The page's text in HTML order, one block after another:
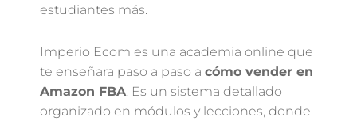
estudiantes más.
Imperio Ecom es una academia online que
te enseñara paso a paso a cómo vender en
Amazon FBA. Es un sistema detallado
organizado en módulos y lecciones, donde